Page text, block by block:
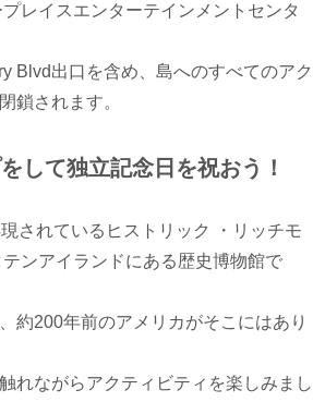
レイスエンターテインメントセンタ
Blvd出口を含め、島へのすべてのアク
鎖されます。
して独立記念日を祝おう！
されているヒストリック ・ リッチモ
ンアイランドにある歴史博物館で
約200年前のアメリカがそこにはあり
れながらアクティビティを楽しみまし